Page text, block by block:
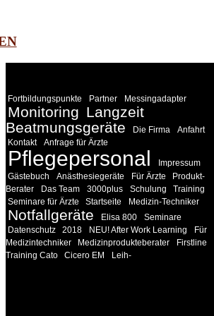
Fortbildungspunkte Partner Messingadapter
Monitoring Langzeit
Beatmungsgeräte
Die Firma
Anfahrt
Kontakt
Anfrage für Ärzte
Pflegepersonal
Impressum
Gästebuch
Anästhesiegeräte Für Ärzte
Produkt-
Berater
Das Team 3000plus Schulung
Training
Seminare für Ärzte
Startseite Medizin-Techniker
Notfallgeräte Elisa 800
Seminare
Datenschutz
2018 NEU! After Work Learning
Für
Medizintechniker
Medizinprodukteberater
Firstline
Training Cato
Cicero EM Leih-